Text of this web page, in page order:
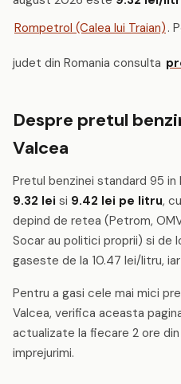
Rompetrol (Calea lui Traian) .
judet din Romania consulta
Despre pretul
Valcea
Pretul benzinei standard 95 in
9.32 lei si 9.42 lei pe litru,
depind de retea (Petrom,
Socar au politici proprii) si de
gaseste de la 10.47 lei/litru,
Pentru a gasi cele mai mici
Valcea, verifica aceasta
actualizate la fiecare 2 ore
imprejurimi.